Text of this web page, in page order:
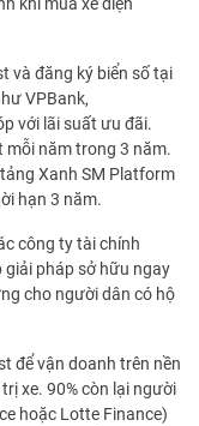
và đăng ký biển số tại
VPBank,
với lãi suất ưu đãi.
mỗi năm trong 3 năm.
Xanh SM Platform
hạn 3 năm.
công ty tài chính
giải pháp sở hữu ngay
cho người dân có hộ
để vận doanh trên nền
xe. 90% còn lại người
hoặc Lotte Finance)